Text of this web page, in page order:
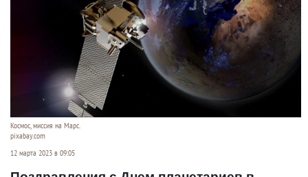
Космос, миссия на Марс.
pixabay.com
12 марта 2023 в 09:05